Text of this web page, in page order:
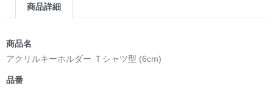
商品詳細
商品名
アクリルキーホルダー Ｔシャツ型 (6cm)
品番